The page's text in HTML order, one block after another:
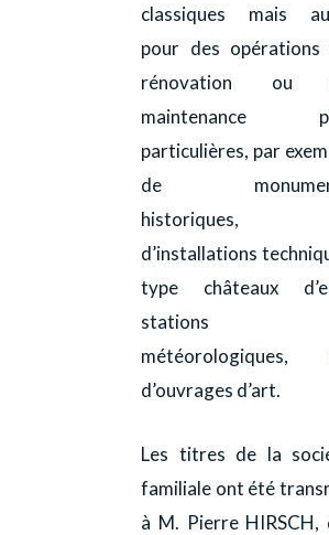
classiques mais
pour des opérations
rénovation ou
maintenance
particulières, par
de
historiques,
d’installations
type châteaux
stations
météorologiques,
d’ouvrages d’art.
Les titres de la
familiale ont été
à M. Pierre HIRSCH,